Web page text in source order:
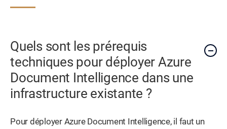
Quels sont les prérequis
techniques pour déployer Azure
Document Intelligence dans une
infrastructure existante ?
Pour déployer Azure Document Intelligence, il faut un